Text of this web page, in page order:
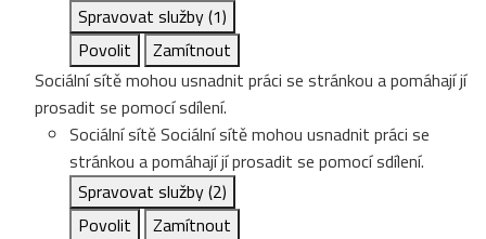
Spravovat služby(1)
Povolit
Zamítnout
Sociální sítě mohou usnadnit práci se stránkou a pomáhají jí
prosadit se pomocí sdílení.
Sociální sítěSociální sítě mohou usnadnit práci se
stránkou a pomáhají jí prosadit se pomocí sdílení.
Spravovat služby(2)
Povolit
Zamítnout